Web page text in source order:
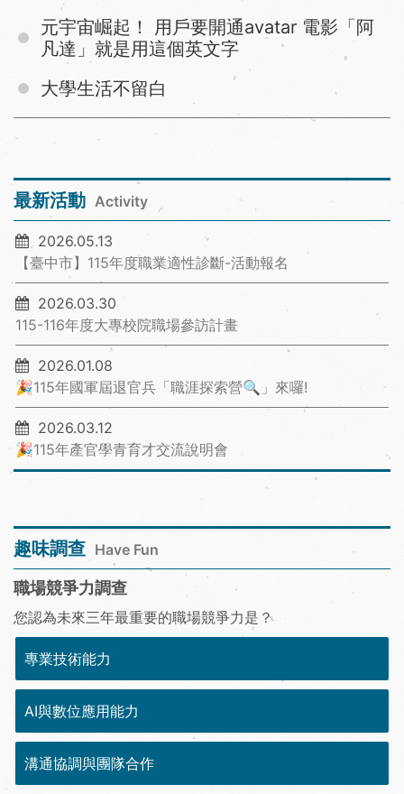
元宇宙崛起！ 用戶要開通avatar 電影「阿
凡達」就是用這個英文字
大學生活不留白
最新活動 Activity
2026.05.13
【臺中市】115年度職業適性診斷-活動報名
2026.03.30
115-116年度大專校院職場參訪計畫
2026.01.08
🎉115年國軍屆退官兵「職涯探索營🔍」來囉!
2026.03.12
🎉115年產官學青育才交流說明會
趣味調查 Have Fun
職場競爭力調查
您認為未來三年最重要的職場競爭力是？
專業技術能力
AI與數位應用能力
溝通協調與團隊合作